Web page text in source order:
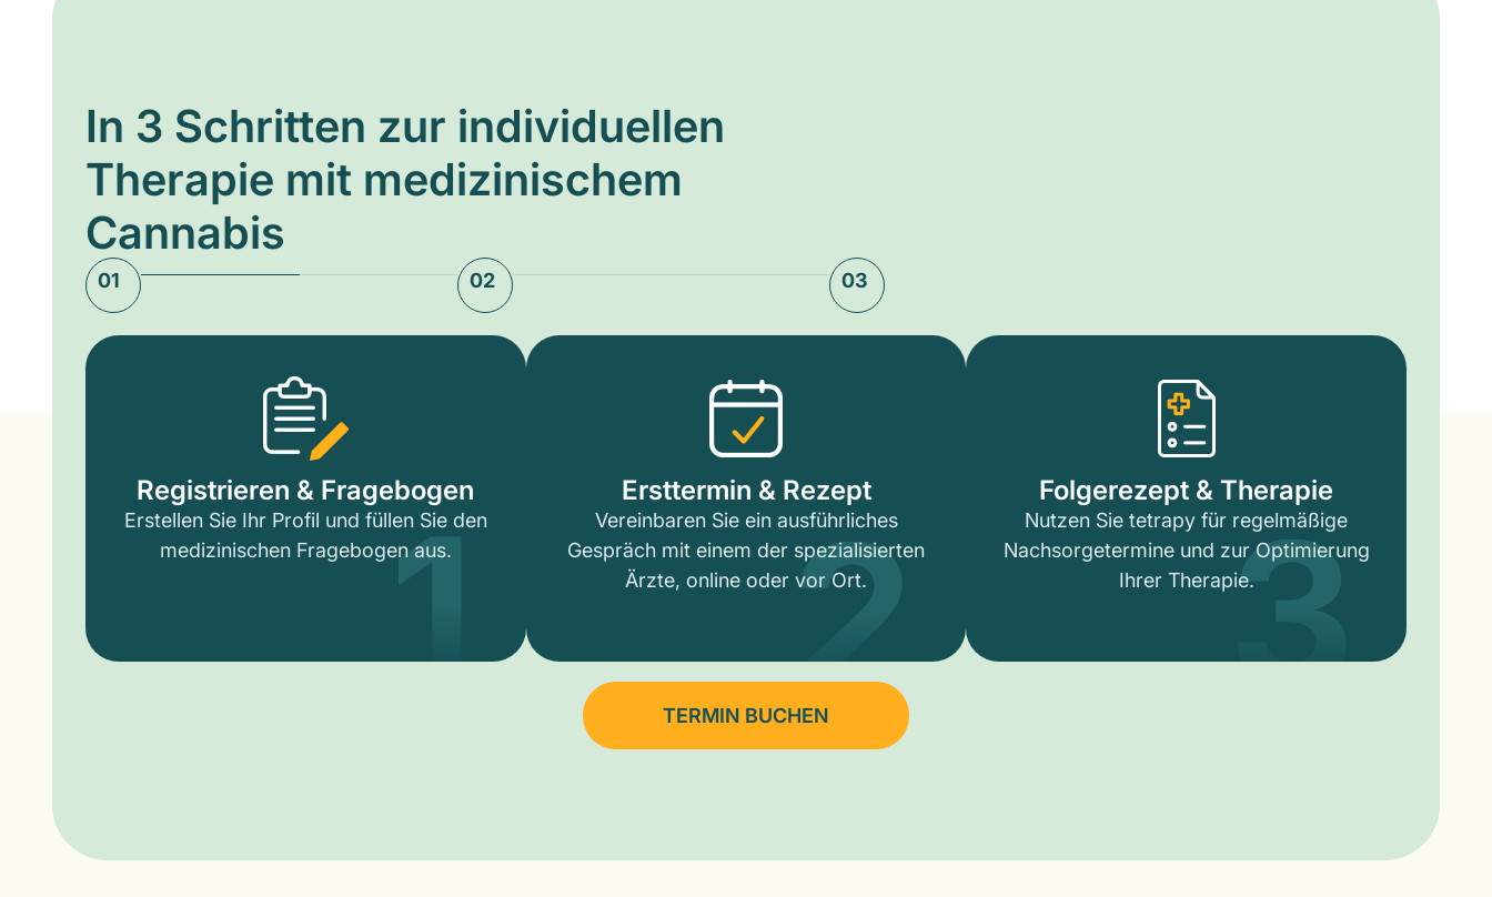
In 3 Schritten zur individuellen
Therapie mit medizinischem
Cannabis
01 02 03
Registrieren & Fragebogen
Erstellen Sie Ihr Profil und füllen Sie den
medizinischen Fragebogen aus.
1 Ersttermin & Rezept
Vereinbaren Sie ein ausführliches
Gespräch mit einem der spezialisierten
Ärzte, online oder vor Ort.
2 Folgerezept & Therapie
Nutzen Sie tetrapy für regelmäßige
Nachsorgetermine und zur Optimierung
Ihrer Therapie.3
TERMIN BUCHEN